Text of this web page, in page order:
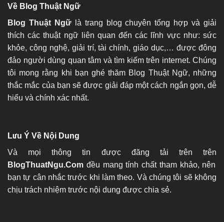
Về Blog Thuật Ngữ
Blog Thuật Ngữlà trang blog chuyên tổng hợp và giải
thích các thuật ngữ liên quan đến các lĩnh vực như: sức
khỏe, công nghệ, giải trí, tài chính, giáo dục,… được đông
đảo người dùng quan tâm và tìm kiếm trên internet. Chúng
tôi mong rằng khi bạn ghé thăm Blog Thuật Ngữ, những
thắc mắc của bạn sẽ được giải đáp một cách ngắn gọn, dễ
hiểu và chính xác nhất.
Lưu Ý Về Nội Dung
Và mọi thông tin được đăng tải trên trên
BlogThuatNgu.Com đều mang tính chất tham khảo, nên
bạn tự cân nhắc trước khi làm theo. Và chúng tôi sẽ không
chịu trách nhiệm trước nội dung được chia sẻ.